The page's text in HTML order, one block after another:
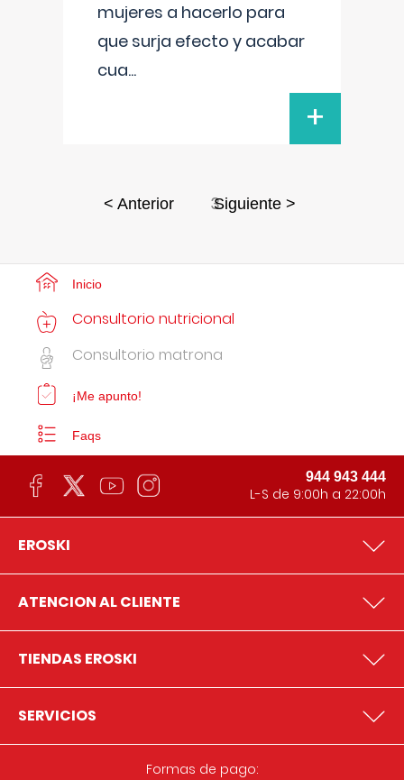
mujeres a hacerlo para
que surja efecto y acabar
cua...
+
< Anterior 3Siguiente >
Inicio
Consultorio nutricional
Consultorio matrona
¡Me apunto!
Faqs
944 943 444
L-S de 9:00h a 22:00h
EROSKI
ATENCION AL CLIENTE
TIENDAS EROSKI
SERVICIOS
Formas de pago: